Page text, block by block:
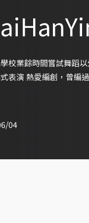
校業餘時間嘗試舞蹈
表演 熱愛編創，曾編
04